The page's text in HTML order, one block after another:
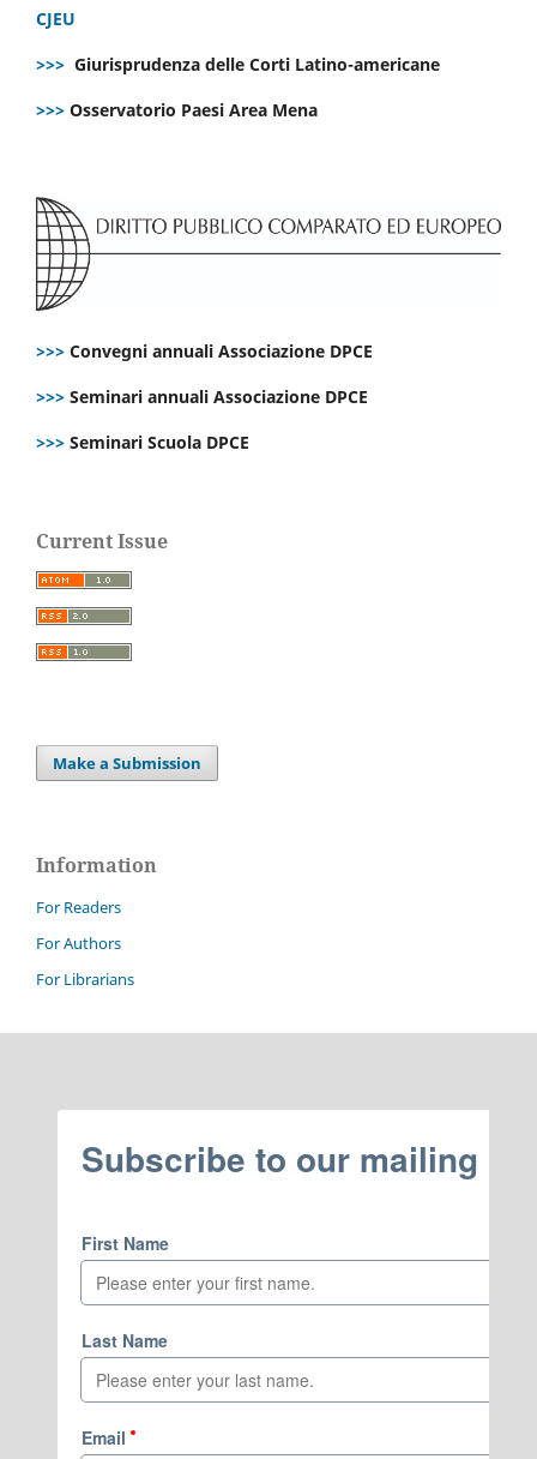
CJEU
>>> Giurisprudenza delle Corti Latino-americane
>>> Osservatorio Paesi Area Mena
>>> Convegni annuali Associazione DPCE
>>> Seminari annuali Associazione DPCE
>>> Seminari Scuola DPCE
Current Issue
Make a Submission
Information
For Readers
For Authors
For Librarians